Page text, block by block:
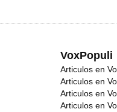
VoxPopuli
Articulos en
Articulos en
Articulos en
Articulos en